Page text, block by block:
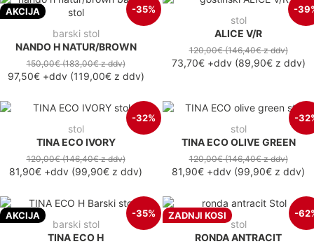
AKCIJA -35%
barski stol
NANDO H NATUR/BROWN
150,00€(183,00€z ddv)
97,50€+ddv(119,00€z ddv)
-
stol
ALICE V/R
120,00€(146,40€z ddv)
73,70€+ddv(89,90€z ddv)
-32%
stol
TINA ECO IVORY
120,00€(146,40€z ddv)
81,90€ +ddv (99,90€ z ddv)
-
stol
TINA ECO OLIVE GREEN
120,00€(146,40€z ddv)
81,90€ +ddv (99,90€ z ddv)
AKCIJA -35%
barski stol
TINA ECO H
ZADNJI KOSI -
stol
RONDA ANTRACIT